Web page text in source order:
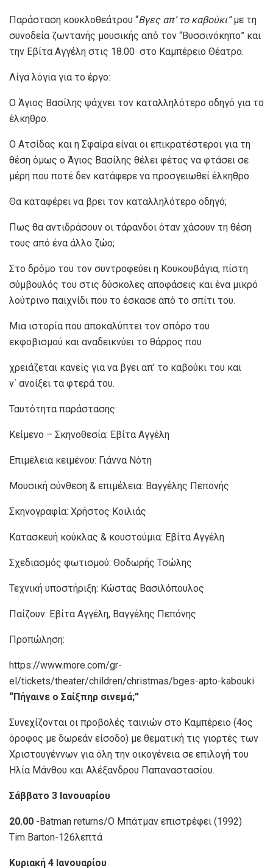
Παράσταση κουκλοθεάτρου “Βγες απ’ το καβούκι”με τη
συνοδεία ζωντανής μουσικής από τον “Βυσσινόκηπο” και
την Εβίτα Αγγέλη στις 18.00 στο Καμπέρειο Θέατρο.
Λίγα λόγια για το έργο:
Ο Άγιος Βασίλης ψάχνει τον καταλληλότερο οδηγό για το
έλκηθρο.
Ο Ατσίδας και η Σφαίρα είναι οι επικρατέστεροι για τη
θέση όμως ο Άγιος Βασίλης θέλει φέτος να φτάσει σε
μέρη που ποτέ δεν κατάφερε να προσγειωθεί έλκηθρο.
Θα καταφέρει να βρει τον καταλληλότερο οδηγό;
Πως θα αντιδράσουν οι τάρανδοι όταν χάσουν τη θέση
τους από ένα άλλο ζώο;
Στο δρόμο του τον συντροφεύει η Κουκουβάγια, πίστη
σύμβουλός του στις δύσκολες αποφάσεις και ένα μικρό
λούτρινο παιχνίδι που το έσκασε από το σπίτι του.
Μια ιστορία που αποκαλύπτει τον σπόρο του
εκφοβισμού και αναδεικνύει το θάρρος που
χρειάζεται κανείς για να βγει απ’ το καβούκι του και
ν΄ ανοίξει τα φτερά του.
Ταυτότητα παράστασης:
Κείμενο – Σκηνοθεσία: Εβίτα Αγγέλη
Επιμέλεια κειμένου: Γιάννα Νότη
Μουσική σύνθεση & επιμέλεια: Βαγγέλης Πεπονής
Σκηνογραφία: Χρήστος Κοιλιάς
Κατασκευή κούκλας & κουστούμια: Εβίτα Αγγέλη
Σχεδιασμός φωτισμού: Θοδωρής Τσώλης
Τεχνική υποστήριξη: Κώστας Βασιλόπουλος
Παίζουν: Εβίτα Αγγέλη, Βαγγέλης Πεπόνης
Προπώληση:
https://www.more.com/gr-
el/tickets/theater/children/christmas/bges-apto-kabouki
“Πήγαινε ο Σαίξπηρ σινεμά;”
Συνεχίζονται οι προβολές ταινιών στο Καμπέρειο (4ος
όροφος με δωρεάν είσοδο) με θεματική τις γιορτές των
Χριστουγέννων για όλη την οικογένεια σε επιλογή του
Ηλία Μάνθου και Αλέξανδρου Παπαναστασίου.
Σάββατο 3 Ιανουαρίου
20.00 -Batman returns/Ο Μπάτμαν επιστρέφει (1992)
Tim Barton-126λεπτά
Κυριακή 4 Ιανουαρίου